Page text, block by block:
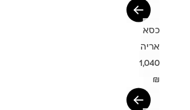
כסא
אריה
1,040
₪